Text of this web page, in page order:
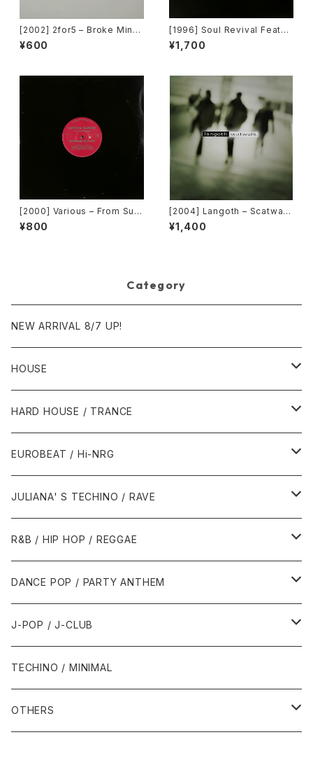
[2002] 2for5 – Broke Mind
s Think Alike [Cajo!]
¥600
[1996] Soul Revival Featuri
ng Capathia Jenkins – Whe
n The Spirit Moves [Sub-U
¥1,700
[2000] Various – From Sup
er Dance Freak Vol. 83 / B
ack To The "Disco" ~私もD
¥800
[2004] Langoth – Scatwalk
[Sunshine Enterprises]
¥1,400
Category
NEW ARRIVAL 8/7 UP!
HOUSE
1980年代
1987年・以前
1988年
1990年代
1990年
1991年
1995年
1996年
2000年代
2000年
2001年
2005年
2010年代
2010年
2011年
HARD HOUSE / TRANCE
1990年代
1994年・以前
1995年
1999年
2000年代
2000年
2001年
2005年
EUROBEAT / Hi-NRG
1980年代
1986年・以前
1987年
1990年代
1990年
1991年
2000年代
JULIANA' S TECHINO / RAVE
1990年代
1990年
1991年
2000年代
2000年
2001年
R&B / HIP HOP / REGGAE
1980年代
1985年・以前
1986年
1990年代
1990年
1991年
2000年代
2000年
DANCE POP / PARTY ANTHEM
1980年代
1988年・以前
1989年
1990年代
1990年
2000年代
J-POP / J-CLUB
1980年代
1990年代
TECHINO / MINIMAL
OTHERS